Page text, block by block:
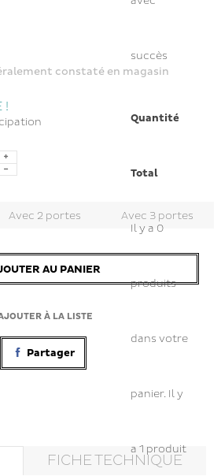
succès
Quantité
Total
Il y a 0
produits
dans votre
panier. Il y
a 1 produit
constaté en magasin
!
Avec 2 portes Avec 3 portes
AU PANIER
À LA LISTE
Partager
FICHE TECHNIQUE